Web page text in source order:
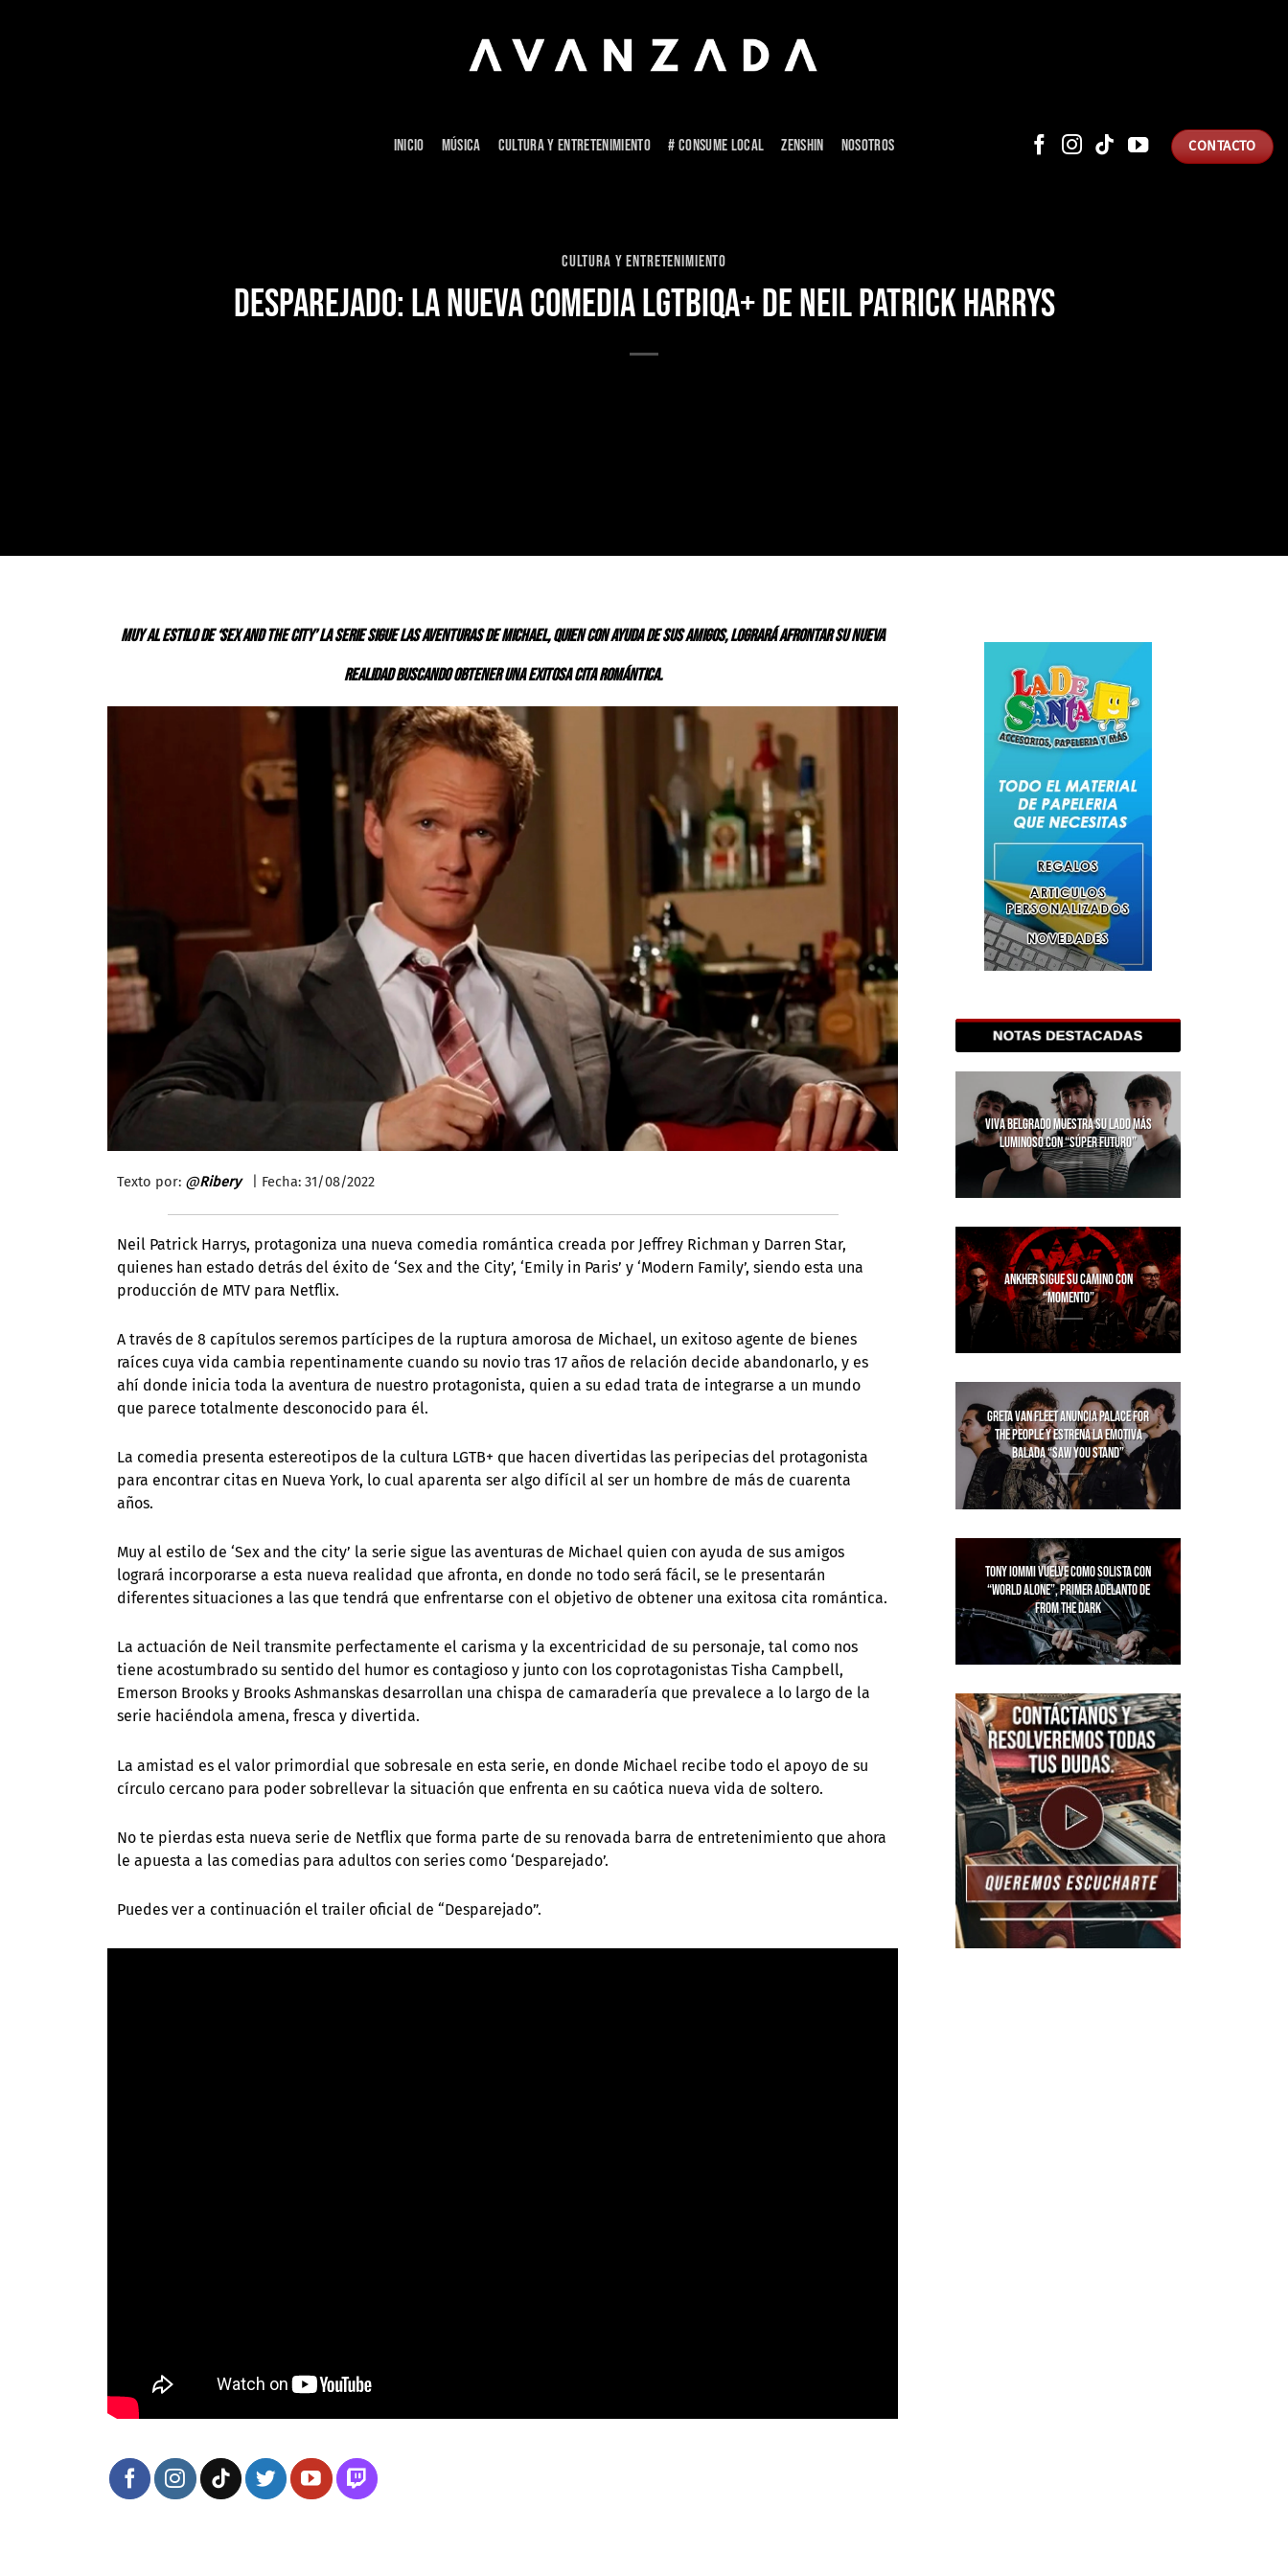
INICIO MÚSICA CULTURA Y ENTRETENIMIENTO # CONSUME LOCAL ZENSHIN NOSOTROS CONTACTO
CULTURA Y ENTRETENIMIENTO
DESPAREJADO: LA NUEVA COMEDIA LGTBIQA+ DE NEIL PATRICK HARRYS
Muy al estilo de ‘Sex and the city’ la serie sigue las aventuras de Michael, quien con ayuda de sus amigos, logrará afrontar su nueva
realidadbuscando obtener una exitosa cita romántica.
Texto por: @Ribery| Fecha: 31/08/2022
Neil Patrick Harrys, protagoniza una nueva comedia romántica creada por Jeffrey Richman y Darren Star,
quienes han estado detrás del éxito de ‘Sex and the City’, ‘Emily in Paris’ y ‘Modern Family’, siendo esta una
producción de MTV para Netflix.
A través de 8 capítulos seremos partícipes de la ruptura amorosa de Michael, un exitoso agente de bienes
raíces cuya vida cambia repentinamente cuando su novio tras 17 años de relación decide abandonarlo, y es
ahí donde inicia toda la aventura de nuestro protagonista, quien a su edad trata de integrarse a un mundo
que parece totalmente desconocido para él.
La comedia presenta estereotipos de la cultura LGTB+ que hacen divertidas las peripecias del protagonista
para encontrar citas en Nueva York, lo cual aparenta ser algo difícil al ser un hombre de más de cuarenta
años.
Muy al estilo de ‘Sex and the city’ la serie sigue las aventuras de Michael quien con ayuda de sus amigos
logrará incorporarse a esta nueva realidad que afronta, en donde no todo será fácil, se le presentarán
diferentes situaciones a las que tendrá que enfrentarse con el objetivo de obtener una exitosa cita romántica.
La actuación de Neil transmite perfectamente el carisma y la excentricidad de su personaje, tal como nos
tiene acostumbrado su sentido del humor es contagioso y junto con los coprotagonistas Tisha Campbell,
Emerson Brooks y Brooks Ashmanskas desarrollan una chispa de camaradería que prevalece a lo largo de la
serie haciéndola amena, fresca y divertida.
La amistad es el valor primordial que sobresale en esta serie, en donde Michael recibe todo el apoyo de su
círculo cercano para poder sobrellevar la situación que enfrenta en su caótica nueva vida de soltero.
No te pierdas esta nueva serie de Netflix que forma parte de su renovada barra de entretenimiento que ahora
le apuesta a las comedias para adultos con series como ‘Desparejado’.
Puedes ver a continuación el trailer oficial de “Desparejado”.
VIVA BELGRADO MUESTRA SU LADO MÁS
LUMINOSO CON “SÚPER FUTURO”
ANKHER SIGUE SU CAMINO CON
“MOMENTO”
GRETA VAN FLEET ANUNCIA PALACE FOR
THE PEOPLE Y ESTRENA LA EMOTIVA
BALADA “SAW YOU STAND”
TONY IOMMI VUELVE COMO SOLISTA CON
“WORLD ALONE”, PRIMER ADELANTO DE
FROM THE DARK